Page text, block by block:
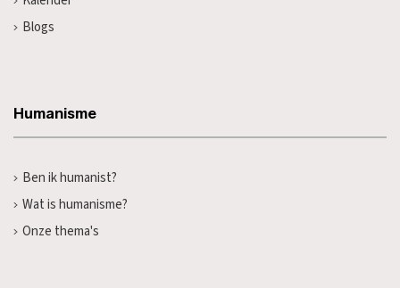
Blogs
Humanisme
Ben ik humanist?
Wat is humanisme?
Onze thema's